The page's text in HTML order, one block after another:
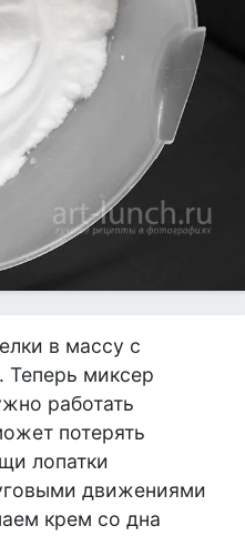
в массу с
Теперь миксер
работать
потерять
лопатки
движениями
крем со дна